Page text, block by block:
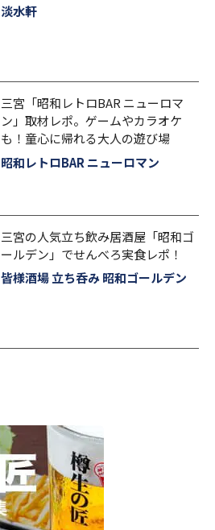
淡水軒
三宮「昭和レトロBAR ニューロマ
ン」取材レポ。ゲームやカラオケ
も！童心に帰れる大人の遊び場
昭和レトロBAR ニューロマン
三宮の人気立ち飲み居酒屋「昭和ゴ
ールデン」でせんべろ実食レポ！
皆様酒場 立ち呑み 昭和ゴールデン